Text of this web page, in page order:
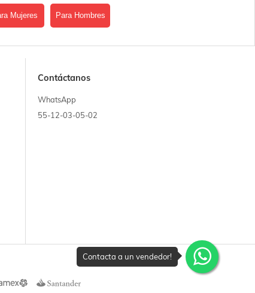
Contacta a un vendedor!
Mujeres Para Hombres
Contáctanos
WhatsApp
55-12-03-05-02